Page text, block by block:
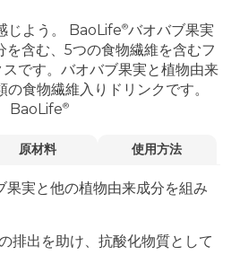
じよう。 BaoLife バオバブ果実
を含む、5つの食物繊維を含むフ
です。バオバブ果実と植物由来
食物繊維入りドリンクです。
BaoLife
原材料 使用方法
果実と他の植物由来成分を組み
排出を助け、抗酸化物質として